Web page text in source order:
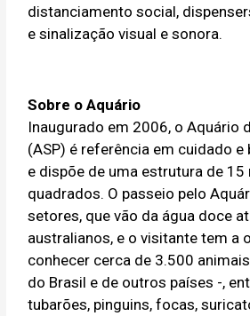
distanciamento social,
e sinalização visual e sonora.
Sobre o Aquário
Inaugurado em 2006, o Aquário
(ASP) é referência em cuidado
e dispõe de uma estrutura de
quadrados. O passeio pelo
setores, que vão da água doce
australianos, e o visitante tem a
conhecer cerca de 3.500
do Brasil e de outros países -,
tubarões, pinguins, focas,